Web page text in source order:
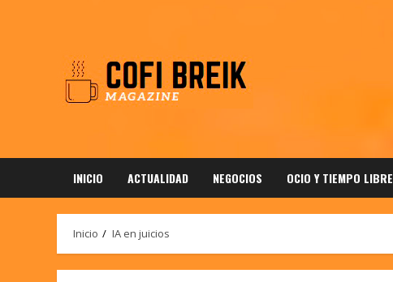
INICIO ACTUALIDAD NEGOCIOS OCIO Y TIEMPO LIBRE
Inicio IA en juicios